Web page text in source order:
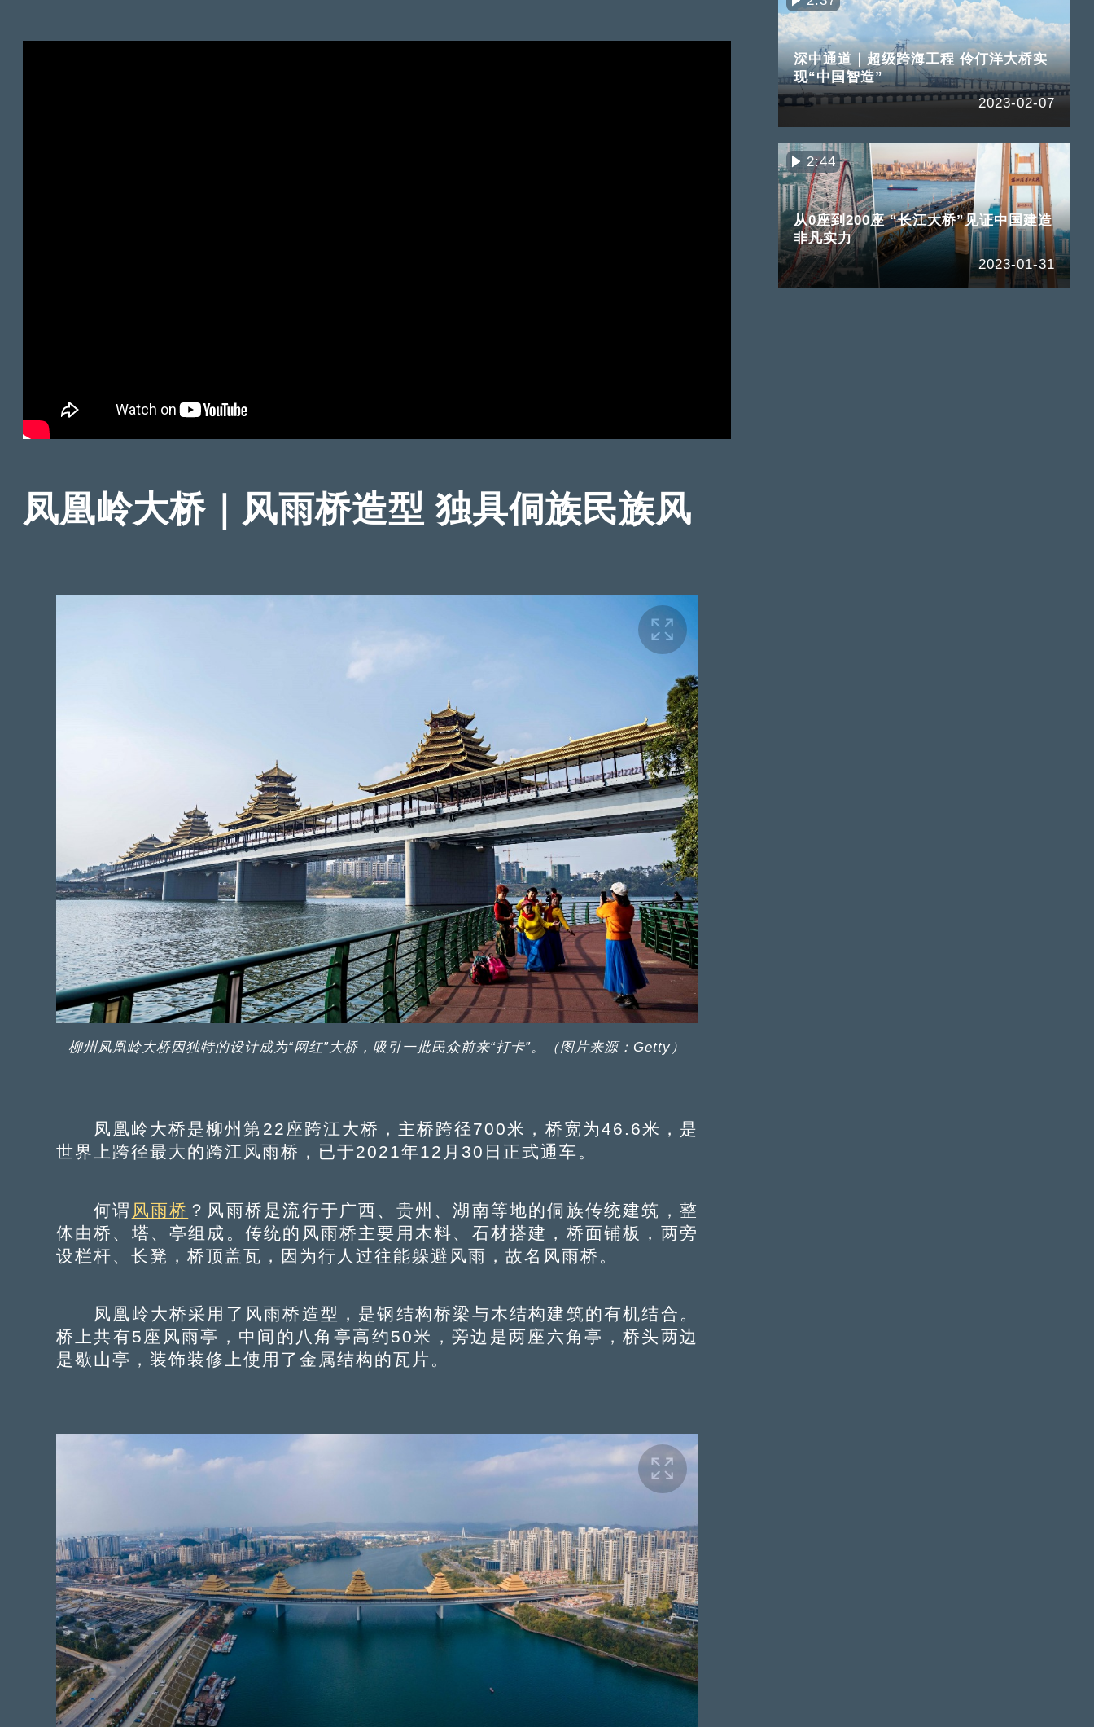
凤凰岭大桥｜风雨桥造型 独具侗族民族风
柳州凤凰岭大桥因独特的设计成为“网红”大桥，吸引一批民众前来“打卡”。（图片来源：Getty）
凤凰岭大桥是柳州第22座跨江大桥，主桥跨径700米，桥宽为46.6米，是
世界上跨径最大的跨江风雨桥，已于2021年12月30日正式通车。
何谓 风雨桥 ？风雨桥是流行于广西、贵州、湖南等地的侗族传统建筑，整
体由桥、塔、亭组成。传统的风雨桥主要用木料、石材搭建，桥面铺板，两旁
设栏杆、长凳，桥顶盖瓦，因为行人过往能躲避风雨，故名风雨桥。
凤凰岭大桥采用了风雨桥造型，是钢结构桥梁与木结构建筑的有机结合。
桥上共有5座风雨亭，中间的八角亭高约50米，旁边是两座六角亭，桥头两边
是歇山亭，装饰装修上使用了金属结构的瓦片。
深中通道｜超级跨海工程 伶仃洋大桥实
现“中国智造”
2023-02-07
2:44
从0座到200座 “长江大桥”见证中国建造
非凡实力
2023-01-31